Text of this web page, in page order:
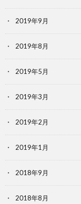
2019年9月
2019年8月
2019年5月
2019年3月
2019年2月
2019年1月
2018年9月
2018年8月